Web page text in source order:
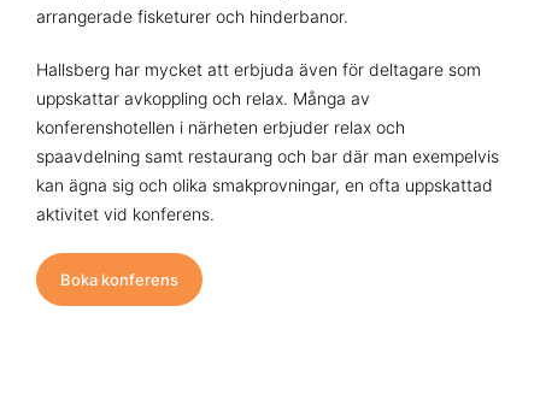
arrangerade fisketurer och hinderbanor.
Hallsberg har mycket att erbjuda även för deltagare som
uppskattar avkoppling och relax. Många av
konferenshotellen i närheten erbjuder relax och
spaavdelning samt restaurang och bar där man exempelvis
kan ägna sig och olika smakprovningar, en ofta uppskattad
aktivitet vid konferens.
Boka konferens